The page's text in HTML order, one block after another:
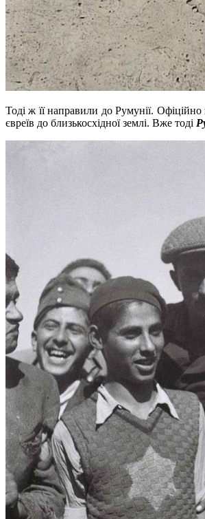
Тоді ж її направили до Румунії.
євреїв до близькосхідної землі. Вже тоді